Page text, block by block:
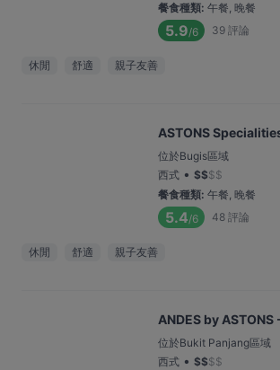
餐食種類: 午餐, 晚餐
5.9/6 39 評論
休閒 舒適 親子友善
ASTONS
位於Bugis區域
西式 • $$$$
餐食種類: 午餐, 晚餐
5.4/6 48 評論
休閒 舒適 親子友善
ANDES by
位於Bukit Panjang區域
西式 • $$$$